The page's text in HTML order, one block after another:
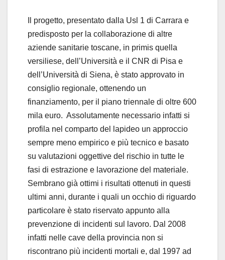
Il progetto, presentato dalla Usl 1 di Carrara e
predisposto per la collaborazione di altre
aziende sanitarie toscane, in primis quella
versiliese, dell’Università e il CNR di Pisa e
dell’Università di Siena, è stato approvato in
consiglio regionale, ottenendo un
finanziamento, per il piano triennale di oltre 600
mila euro. Assolutamente necessario infatti si
profila nel comparto del lapideo un approccio
sempre meno empirico e più tecnico e basato
su valutazioni oggettive del rischio in tutte le
fasi di estrazione e lavorazione del materiale.
Sembrano già ottimi i risultati ottenuti in questi
ultimi anni, durante i quali un occhio di riguardo
particolare è stato riservato appunto alla
prevenzione di incidenti sul lavoro. Dal 2008
infatti nelle cave della provincia non si
riscontrano più incidenti mortali e, dal 1997 ad